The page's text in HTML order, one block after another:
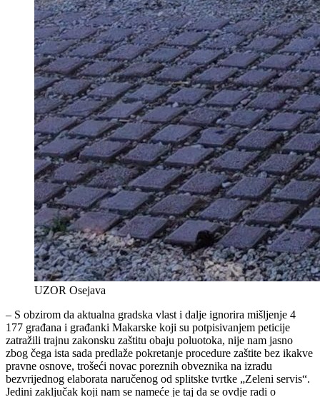
UZOR Osejava
– S obzirom da aktualna gradska vlast i dalje ignorira mišljenje 4
177 građana i građanki Makarske koji su potpisivanjem peticije
zatražili trajnu zakonsku zaštitu obaju poluotoka, nije nam jasno
zbog čega ista sada predlaže pokretanje procedure zaštite bez ikakve
pravne osnove, trošeći novac poreznih obveznika na izradu
bezvrijednog elaborata naručenog od splitske tvrtke „Zeleni servis“.
Jedini zaključak koji nam se nameće je taj da se ovdje radi o